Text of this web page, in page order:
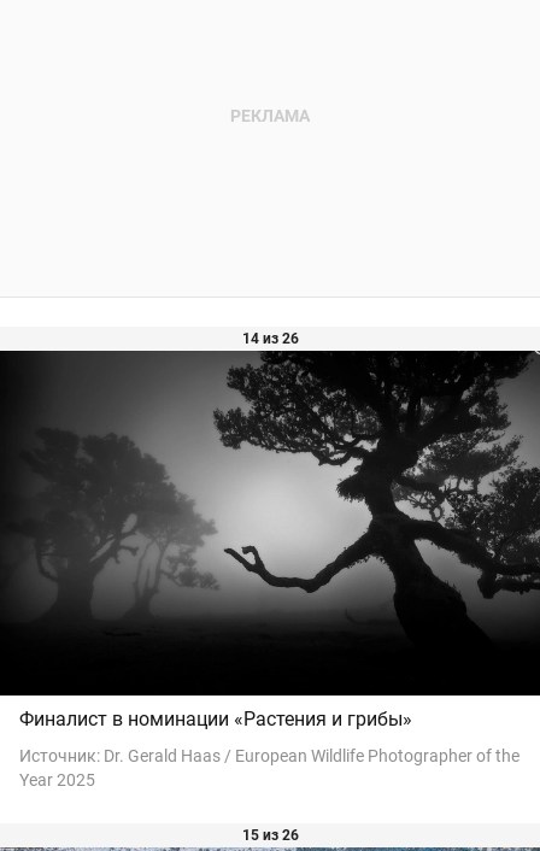
14 из 26
Финалист в номинации «Растения и грибы»
Источник: Dr. Gerald Haas / European Wildlife Photographer of the
Year 2025
15 из 26